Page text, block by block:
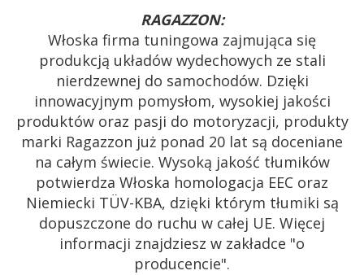
RAGAZZON:
Włoska firma tuningowa zajmująca się
produkcją układów wydechowych ze stali
nierdzewnej do samochodów. Dzięki
innowacyjnym pomysłom, wysokiej jakości
produktów oraz pasji do motoryzacji, produkty
marki Ragazzon już ponad 20 lat są doceniane
na całym świecie. Wysoką jakość tłumików
potwierdza Włoska homologacja EEC oraz
Niemiecki TÜV-KBA, dzięki którym tłumiki są
dopuszczone do ruchu w całej UE. Więcej
informacji znajdziesz w zakładce "o
producencie".